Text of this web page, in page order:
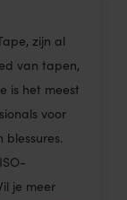
zijn al
van tapen,
is het meest
voor
je meer